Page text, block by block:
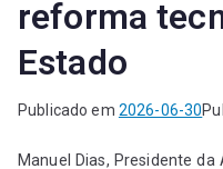
reforma
Estado
Publicado em 2026-06-30
Manuel Dias, Presidente